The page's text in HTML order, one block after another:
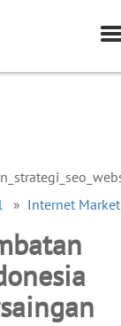
» Internet